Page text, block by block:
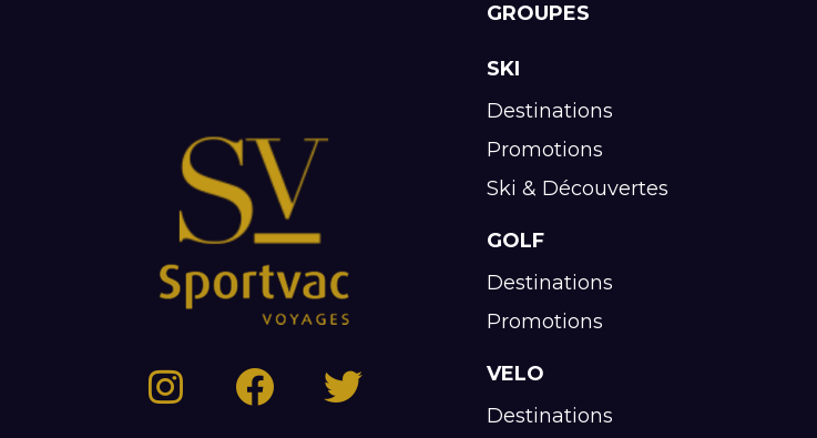
GROUPES
SKI
Destinations
Promotions
Ski & Découvertes
GOLF
Destinations
Promotions
VELO
Destinations